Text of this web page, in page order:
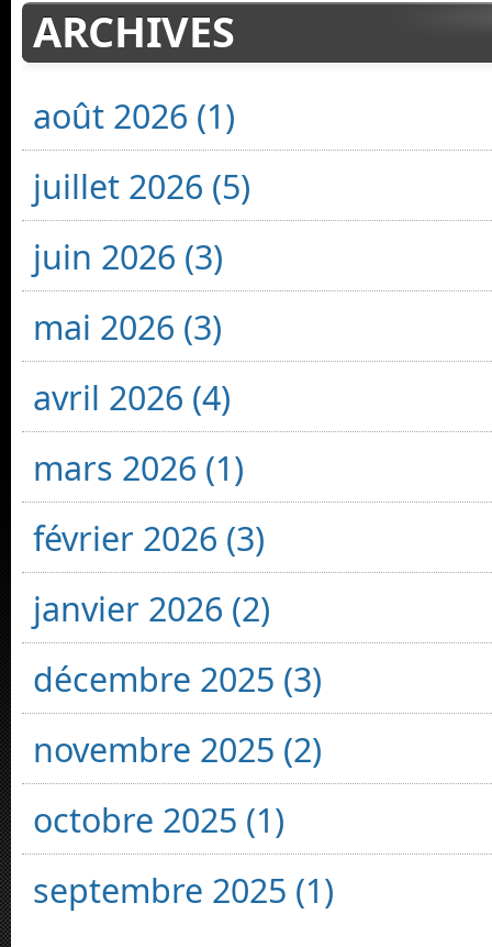
ARCHIVES
août 2026 (1)
juillet 2026 (5)
juin 2026 (3)
mai 2026 (3)
avril 2026 (4)
mars 2026 (1)
février 2026 (3)
janvier 2026 (2)
décembre 2025 (3)
novembre 2025 (2)
octobre 2025 (1)
septembre 2025 (1)